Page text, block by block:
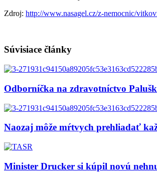
Zdroj: http://www.nasagel.cz/z-nemocnic/
Súvisiace články
Odborníčka na zdravotníctvo
Naozaj môže mŕtvych prehliadať
Minister Drucker si kúpil novú